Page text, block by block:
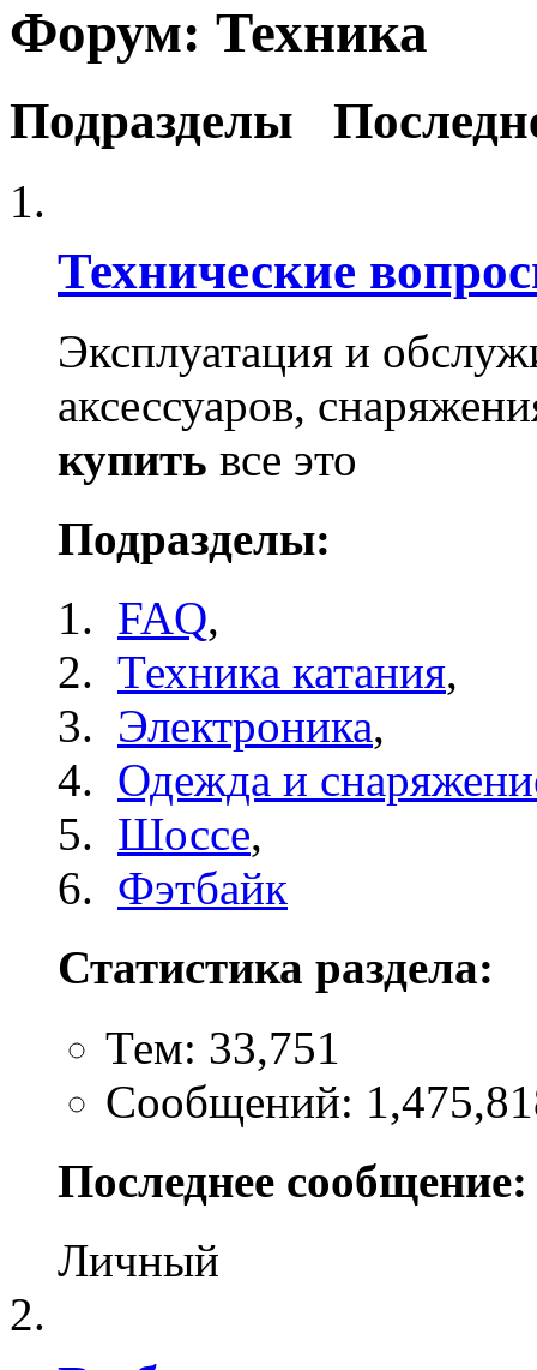
Форум: Техника
Подразделы
Технические
Эксплуатация и
аксессуаров,
купить все это
Подразделы:
FAQ,
Техника катания,
Электроника,
Одежда и
Шоссе,
Фэтбайк
Статистика раздела:
Тем: 33,751
Сообщений:
Последнее сообщение:
Личный